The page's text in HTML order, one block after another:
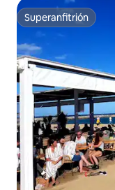
Superanfitrión
Superanfitrión